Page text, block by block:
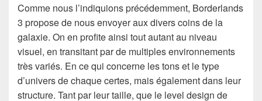
Comme nous l’indiquions précédemment, Borderlands
3 propose de nous envoyer aux divers coins de la
galaxie. On en profite ainsi tout autant au niveau
visuel, en transitant par de multiples environnements
très variés. En ce qui concerne les tons et le type
d’univers de chaque certes, mais également dans leur
structure. Tant par leur taille, que le level design de